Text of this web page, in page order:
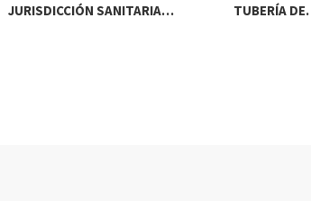
JURISDICCIÓN SANITARIA…
TUBERÍA